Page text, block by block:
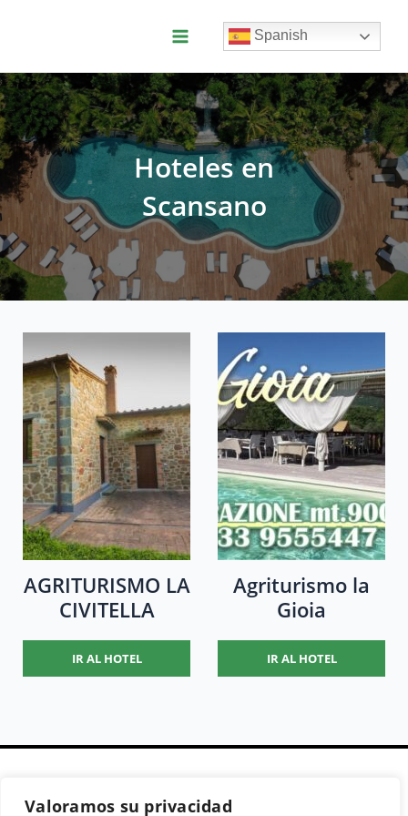
Valoramos su privacidad
Main
Menu
Spanish
Hoteles en
Scansano
AGRITURISMO LA
CIVITELLA
IR AL HOTEL
Agriturismo la
Gioia
IR AL HOTEL